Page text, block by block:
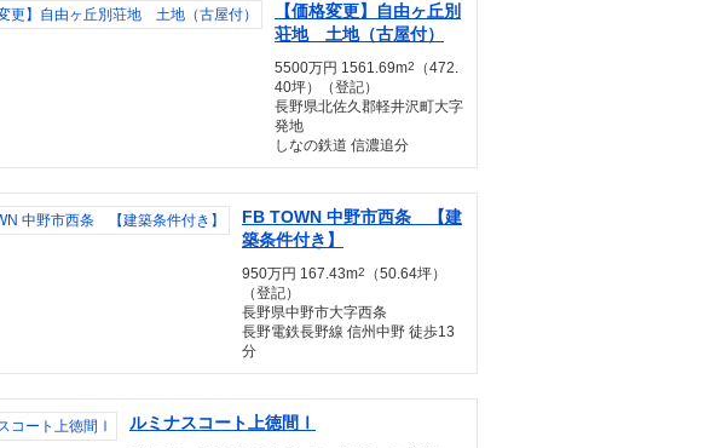
【価格変更】自由ヶ丘別
荘地 土地（古屋付）
5500万円 1561.69m2
（472.
40坪）（登記）
長野県北佐久郡軽井沢町大字
発地
しなの鉄道 信濃追分
FB TOWN 中野市西条 【建
築条件付き】
950万円 167.43m2
（50.64坪）
（登記）
長野県中野市大字西条
長野電鉄長野線 信州中野 徒歩13
分
ルミナスコート上徳間Ⅰ